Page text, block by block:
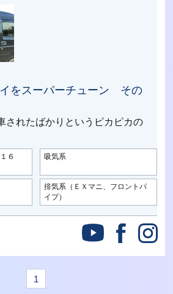
をスーパーチューン その
されたばかりというピカピカの
６
吸気系
排気系（ＥＸマニ、フロントパ
イプ）
1